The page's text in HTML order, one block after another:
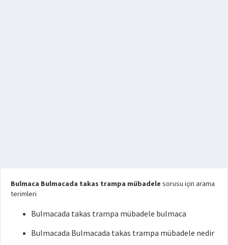
Bulmaca Bulmacada takas trampa mübadele sorusu için arama
terimleri
Bulmacada takas trampa mübadele bulmaca
Bulmacada Bulmacada takas trampa mübadele nedir